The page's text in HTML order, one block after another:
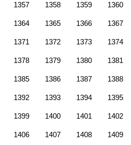
1357 1358 1359 1360
1364 1365 1366 1367
1371 1372 1373 1374
1378 1379 1380 1381
1385 1386 1387 1388
1392 1393 1394 1395
1399 1400 1401 1402
1406 1407 1408 1409